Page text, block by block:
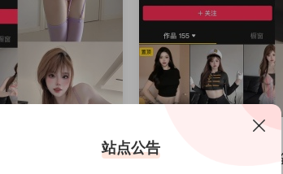
圈 NO.008期 【1
抖音 空心柚七 微密圈
站点公告